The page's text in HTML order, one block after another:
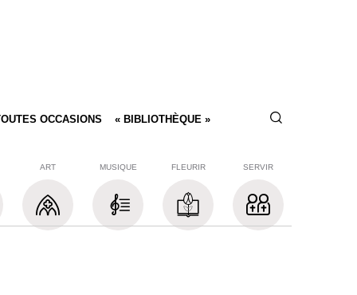
OCCASIONS « BIBLIOTHÈQUE »
ART MUSIQUE FLEURIR SERVIR